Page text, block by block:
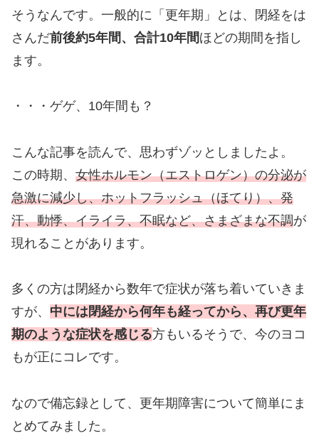
そうなんです。一般的に「更年期」とは、閉経をは
さんだ前後約5年間、合計10年間ほどの期間を指し
ます。
・・・ゲゲ、10年間も？
こんな記事を読んで、思わずゾッとしましたよ。
この時期、 女性ホルモン（エストロゲン）の分泌が
急激に減少し、ホットフラッシュ（ほてり）、発
汗、動悸、イライラ、不眠など、さまざまな不調が
現れることがあります。
多くの方は閉経から数年で症状が落ち着いていきま
すが、 中には閉経から何年も経ってから、再び更年
期のような症状を感じる方もいるそうで、今のヨコ
もが正にコレです。
なので備忘録として、更年期障害について簡単にま
とめてみました。